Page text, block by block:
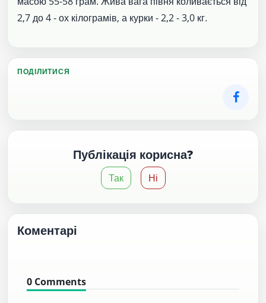
2,7 до 4 - ох кілограмів, а курки - 2,2 - 3,0 кг.
ПОДІЛИТИСЯ
Публікація корисна?
Так Ні
Коментарі
0 Comments